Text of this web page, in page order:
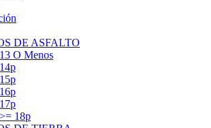
DE ASFALTO
O Menos
18p